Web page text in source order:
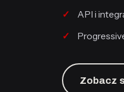
API i
Zobacz